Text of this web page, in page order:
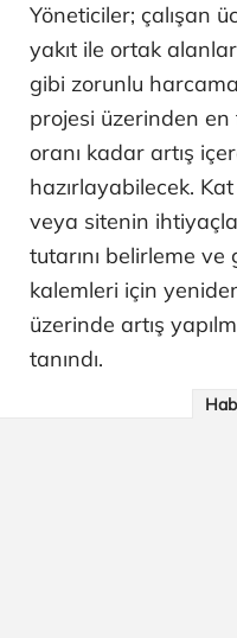
Yöneticiler; çalışan
yakıt ile ortak
gibi zorunlu
projesi üzerinden
oranı kadar artış
hazırlayabilecek.
veya sitenin
tutarını belirleme
kalemleri için
üzerinde artış
tanındı.